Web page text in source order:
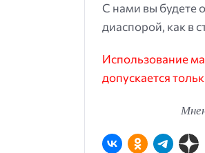
С нами вы будете
диаспорой, как в
Использование
допускается